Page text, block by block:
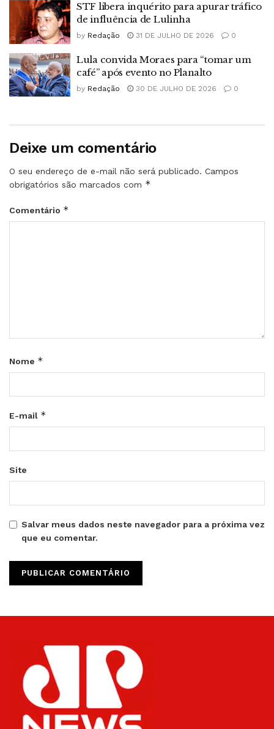
STF libera inquérito para apurar tráfico
de influência de Lulinha
by Redação 31 DE JULHO DE 2026 0
Lula convida Moraes para “tomar um
café” após evento no Planalto
by Redação 30 DE JULHO DE 2026 0
Deixe um comentário
O seu endereço de e-mail não será publicado. Campos
obrigatórios são marcados com *
Comentário *
Nome *
E-mail *
Site
Salvar meus dados neste navegador para a próxima vez
que eu comentar.